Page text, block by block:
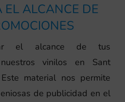
EL ALCANCE DE
el alcance de tus
vinilos en Sant
material nos permite
de publicidad en el